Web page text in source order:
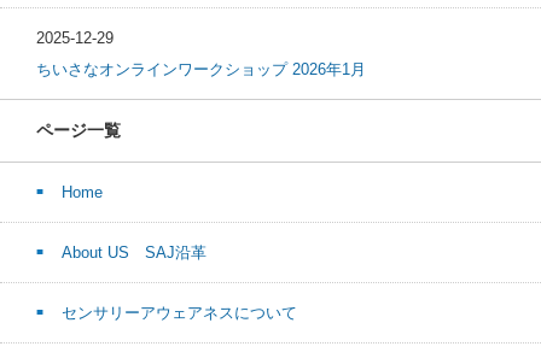
2025-12-29
ちいさなオンラインワークショップ 2026年1月
ページ一覧
Home
About US SAJ沿革
センサリーアウェアネスについて